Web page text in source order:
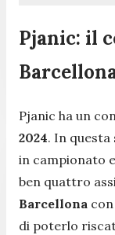
Pjanic: il
Pjanic ha un
2024. In
in campionato e
ben quattro
Barcellona
di poterlo